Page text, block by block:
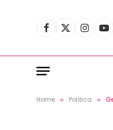
Facebook
X
Home » Política »